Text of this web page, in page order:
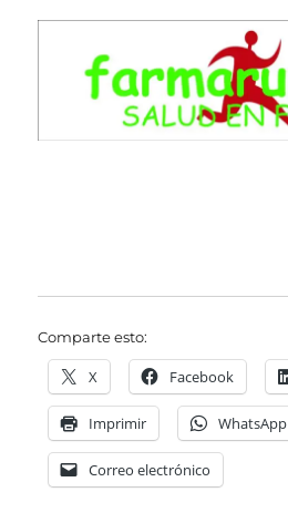
Comparte esto:
X Facebook
Imprimir WhatsApp
Correo electrónico